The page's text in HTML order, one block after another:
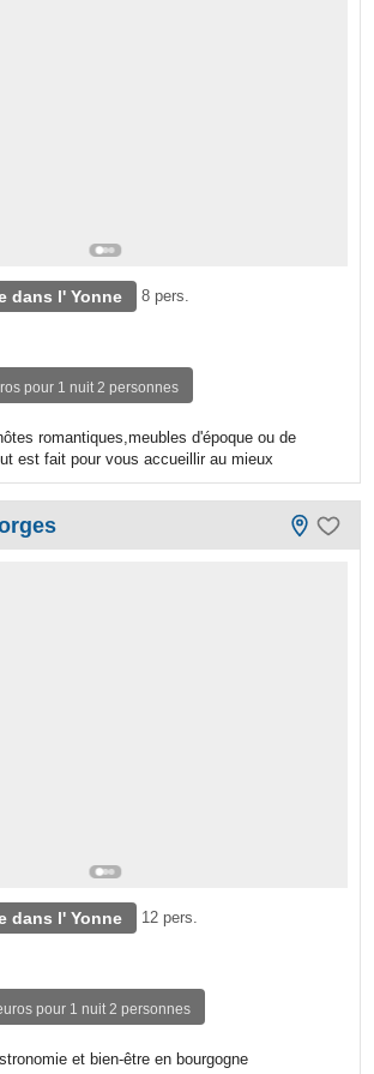
dans l' Yonne 8 pers.
pour 1 nuit 2 personnes
romantiques,meubles d'époque ou de
est fait pour vous accueillir au mieux
dans l' Yonne 12 pers.
pour 1 nuit 2 personnes
et bien-être en bourgogne